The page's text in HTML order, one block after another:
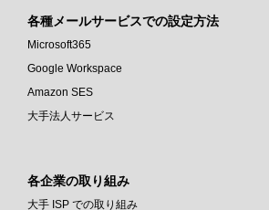
各種メールサービスでの設定方法
Microsoft365
Google Workspace
Amazon SES
大手法人サービス
各企業の取り組み
大手 ISP での取り組み